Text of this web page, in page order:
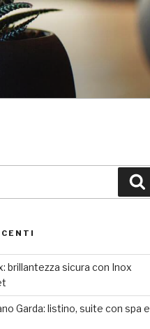
brillantezza sicura con Inox
Garda: listino, suite con spa e